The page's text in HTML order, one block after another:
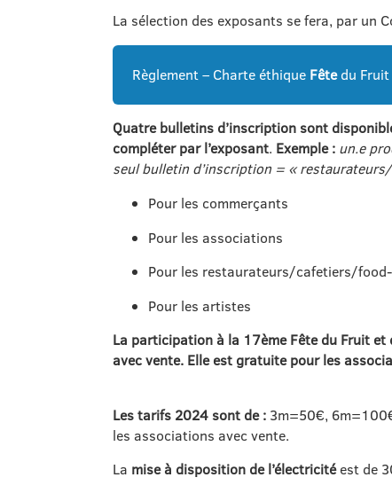
La sélection des exposants se fera, par un
Règlement – Charte éthique Fêtedu Fruit
Quatre bulletins d’inscription sont
compléter par l’exposant. Exemple : un.e
seul bulletin d’inscription = «
Pour les commerçants
Pour les associations
Pour les restaurateurs/cafetiers/
Pour les artistes
La participation à la 17èmeFêtedu Fruit et
avec vente. Elle est gratuite pour les
Les tarifs 2024 sont de : 3m=50€,
les associations avec vente.
La mise à disposition de l’électricitéest de